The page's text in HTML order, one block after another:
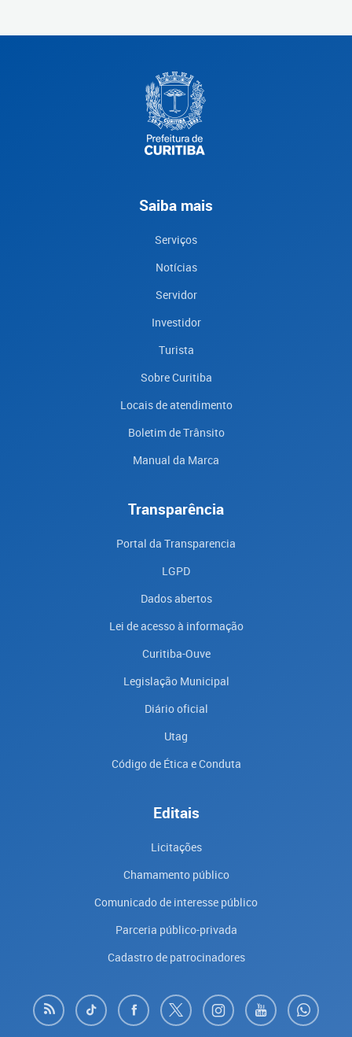
Saiba mais
Serviços
Notícias
Servidor
Investidor
Turista
Sobre Curitiba
Locais de atendimento
Boletim de Trânsito
Manual da Marca
Transparência
Portal da Transparencia
LGPD
Dados abertos
Lei de acesso à informação
Curitiba-Ouve
Legislação Municipal
Diário oficial
Utag
Código de Ética e Conduta
Editais
Licitações
Chamamento público
Comunicado de interesse público
Parceria público-privada
Cadastro de patrocinadores